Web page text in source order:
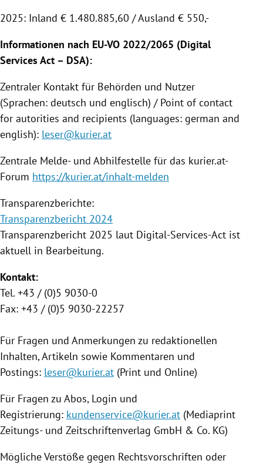
2025: Inland € 1.480.885,60 / Ausland € 550,-
Informationen nach EU-VO 2022/2065 (Digital
Services Act – DSA):
Zentraler Kontakt für Behörden und Nutzer
(Sprachen: deutsch und englisch) / Point of contact
for autorities and recipients (languages: german and
english): leser@kurier.at
Zentrale Melde- und Abhilfestelle für das kurier.at-
Forum https://kurier.at/inhalt-melden
Transparenzberichte:
Transparenzbericht 2024
Transparenzbericht 2025 laut Digital-Services-Act ist
aktuell in Bearbeitung.
Kontakt:
Tel. +43 / (0)5 9030-0
Fax: +43 / (0)5 9030-22257
Für Fragen und Anmerkungen zu redaktionellen
Inhalten, Artikeln sowie Kommentaren und
Postings: leser@kurier.at (Print und Online)
Für Fragen zu Abos, Login und
Registrierung: kundenservice@kurier.at (Mediaprint
Zeitungs- und Zeitschriftenverlag GmbH & Co. KG)
Mögliche Verstöße gegen Rechtsvorschriften oder